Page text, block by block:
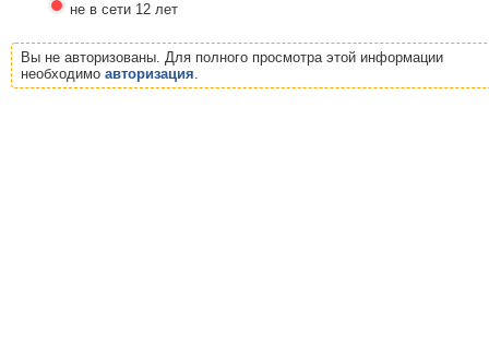
не в сети 12 лет
Вы не авторизованы. Для полного просмотра этой информации
необходимо авторизация.